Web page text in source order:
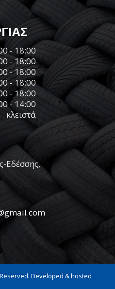
- 18:00
- 18:00
- 18:00
- 18:00
- 18:00
- 14:00
κλειστά
Εδέσσης,
Developed & hosted